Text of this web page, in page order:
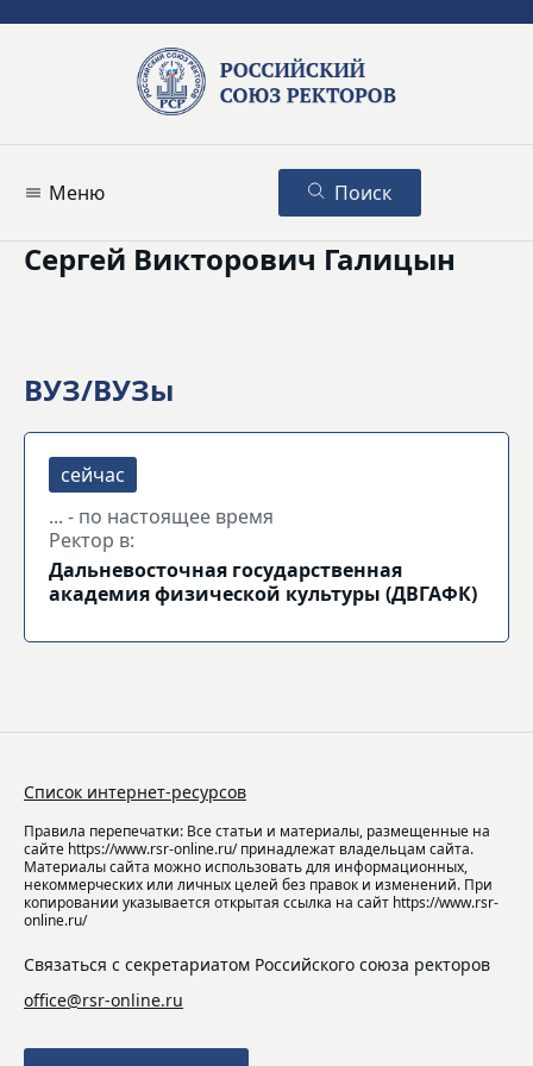
Меню Поиск
Сергей Викторович Галицын
ВУЗ/ВУЗы
... - по настоящее время
Ректор в:
Дальневосточная государственная
академия физической культуры (ДВГАФК)
Список интернет-ресурсов
Правила перепечатки: Все статьи и материалы, размещенные на
сайте https://www.rsr-online.ru/ принадлежат владельцам сайта.
Материалы сайта можно использовать для информационных,
некоммерческих или личных целей без правок и изменений. При
копировании указывается открытая ссылка на сайт https://www.rsr-
online.ru/
Связаться с секретариатом Российского союза ректоров
office@rsr-online.ru